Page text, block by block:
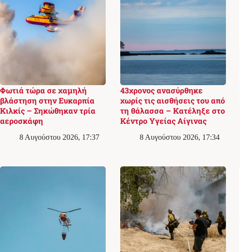
Φωτιά τώρα σε χαμηλή
βλάστηση στην Ευκαρπία
Κιλκίς – Σηκώθηκαν τρία
αεροσκάφη
8 Αυγούστου 2026, 17:37
43χρονος ανασύρθηκε
χωρίς τις αισθήσεις του από
τη θάλασσα – Κατέληξε στο
Κέντρο Υγείας Αίγινας
8 Αυγούστου 2026, 17:34